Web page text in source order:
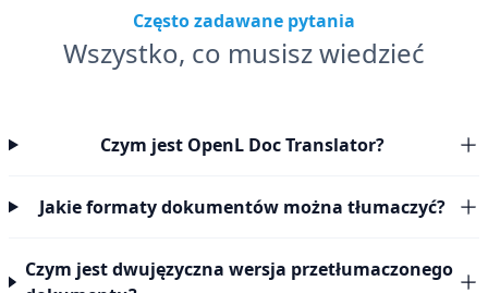
Często zadawane pytania
Wszystko, co musisz wiedzieć
Czym jest OpenL Doc Translator?
Jakie formaty dokumentów można tłumaczyć?
Czym jest dwujęzyczna wersja przetłumaczonego